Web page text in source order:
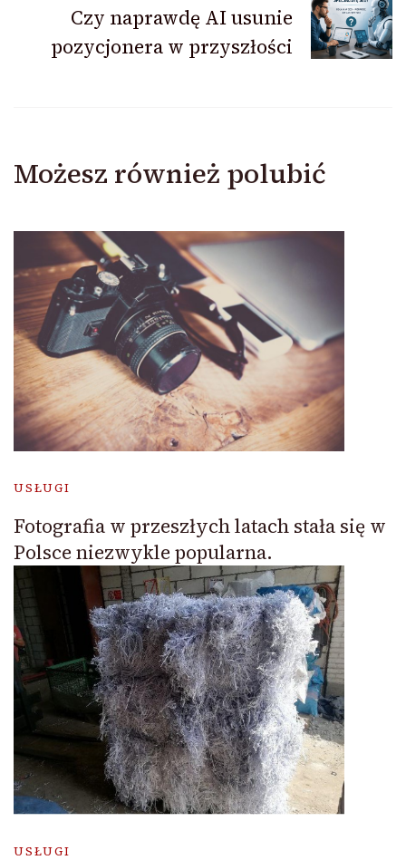
Czy naprawdę AI usunie
pozycjonera w przyszłości
Możesz również polubić
USŁUGI
Fotografia w przeszłych latach stała się w
Polsce niezwykle popularna.
USŁUGI